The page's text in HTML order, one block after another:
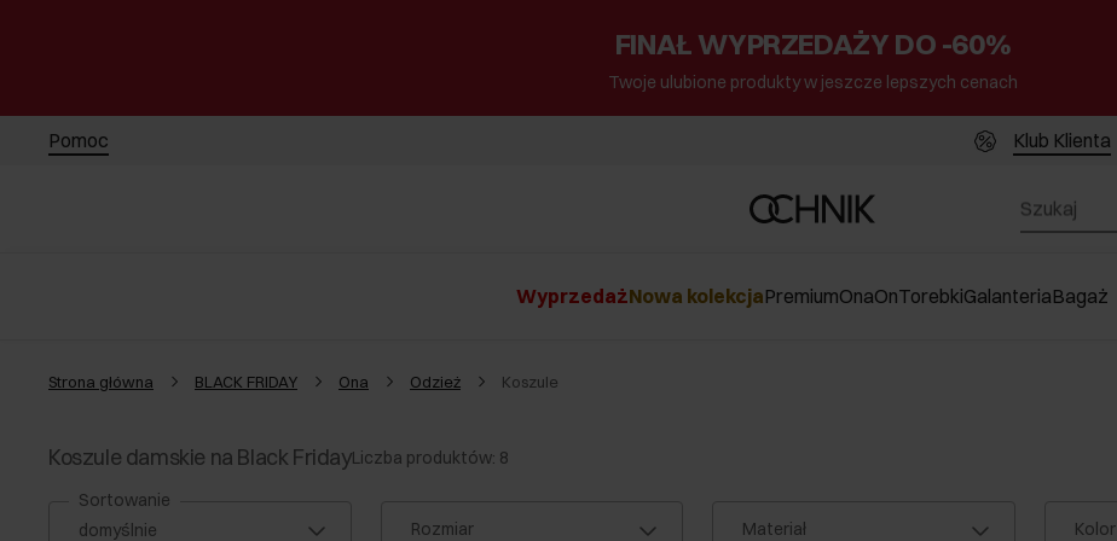
FINAŁ WYPRZEDAŻY DO -60%
Twoje ulubione produkty w jeszcze lepszych cenach
Pomoc Klub Klienta
WyprzedażNowa kolekcjaPremiumOnaOnTorebkiGalanteriaBagaż
Strona główna BLACK FRIDAY Ona Odzież Koszule
Koszule damskie na Black FridayLiczba produktów: 8
Sortowanie
Rozmiar
Materiał Kolor